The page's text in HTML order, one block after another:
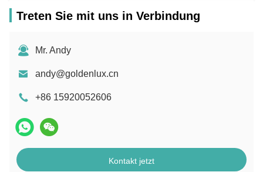
Treten Sie mit uns in Verbindung
Mr. Andy
andy@goldenlux.cn
+86 15920052606
Kontakt jetzt